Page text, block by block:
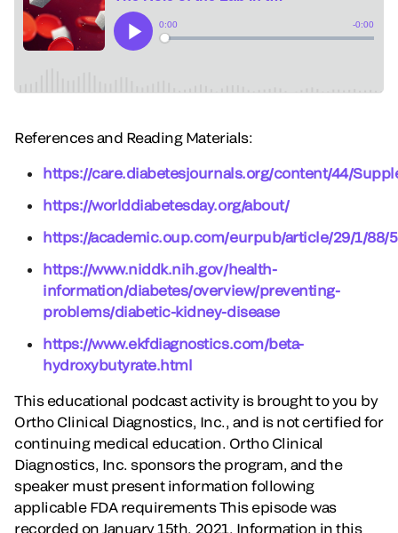
References and Reading Materials:
https://care.diabetesjournals.org/content/44/
https://worlddiabetesday.org/about/
https://academic.oup.com/eurpub/article/29/1/88/
https://www.niddk.nih.gov/health-
information/diabetes/overview/preventing-
problems/diabetic-kidney-disease
https://www.ekfdiagnostics.com/beta-
hydroxybutyrate.html
This educational podcast activity is brought to you by
Ortho Clinical Diagnostics, Inc., and is not certified for
continuing medical education. Ortho Clinical
Diagnostics, Inc. sponsors the program, and the
speaker must present information following
applicable FDA requirements This episode was
recorded on January 15th, 2021. Information in this